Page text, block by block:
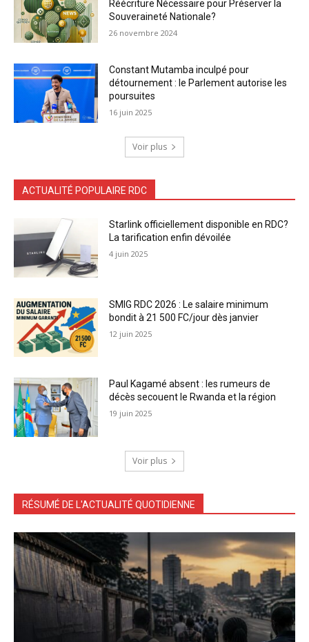
Réécriture Nécessaire pour Préserver la
Souveraineté Nationale?
26 novembre 2024
Constant Mutamba inculpé pour
détournement : le Parlement autorise les
poursuites
16 juin 2025
Voir plus
ACTUALITÉ POPULAIRE RDC
Starlink officiellement disponible en RDC?
La tarification enfin dévoilée
4 juin 2025
SMIG RDC 2026 : Le salaire minimum
bondit à 21 500 FC/jour dès janvier
12 juin 2025
Paul Kagamé absent : les rumeurs de
décès secouent le Rwanda et la région
19 juin 2025
Voir plus
RÉSUMÉ DE L'ACTUALITÉ QUOTIDIENNE